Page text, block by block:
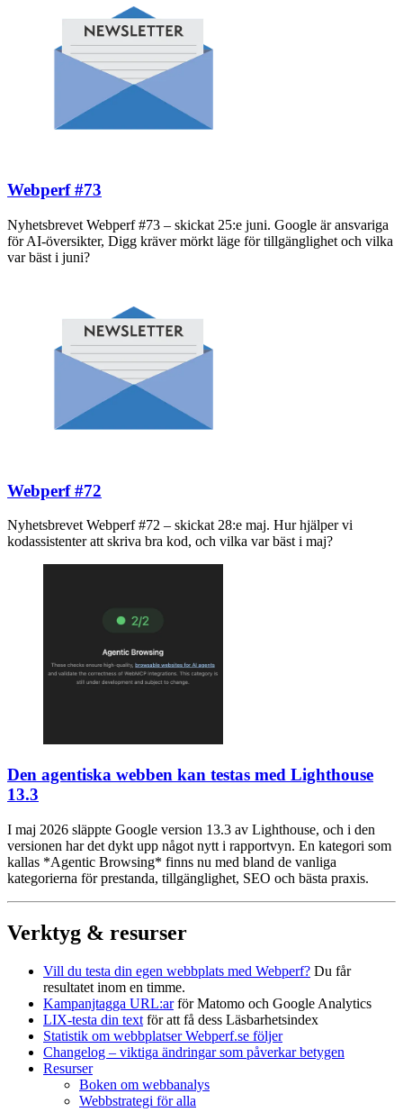
Webperf #73
Nyhetsbrevet Webperf #73 – skickat 25:e juni. Google är ansvariga
för AI-översikter, Digg kräver mörkt läge för tillgänglighet och vilka
var bäst i juni?
Webperf #72
Nyhetsbrevet Webperf #72 – skickat 28:e maj. Hur hjälper vi
kodassistenter att skriva bra kod, och vilka var bäst i maj?
Den agentiska webben kan testas med Lighthouse
13.3
I maj 2026 släppte Google version 13.3 av Lighthouse, och i den
versionen har det dykt upp något nytt i rapportvyn. En kategori som
kallas *Agentic Browsing* finns nu med bland de vanliga
kategorierna för prestanda, tillgänglighet, SEO och bästa praxis.
Verktyg & resurser
Vill du testa din egen webbplats med Webperf? Du får
resultatet inom en timme.
Kampanjtagga URL:arför Matomo och Google Analytics
LIX-testa din text för att få dess Läsbarhetsindex
Statistik om webbplatser Webperf.se följer
Changelog – viktiga ändringar som påverkar betygen
Resurser
Boken om webbanalys
Webbstrategi för alla